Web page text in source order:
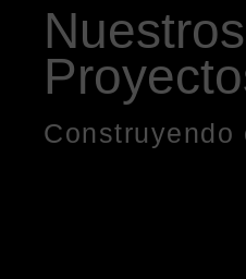
Nuestros
Construyendo